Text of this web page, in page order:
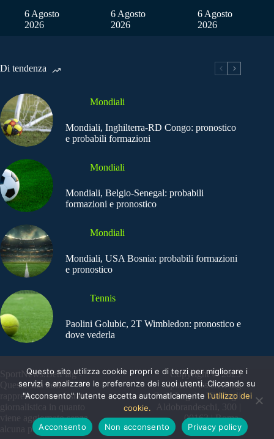
6 Agosto
2026
6 Agosto
2026
6 Agosto
2026
Di tendenza
Mondiali
Mondiali, Inghilterra-RD Congo: pronostico
e probabili formazioni
Mondiali
Mondiali, Belgio-Senegal: probabili
formazioni e pronostico
Mondiali
Mondiali, USA Bosnia: probabili formazioni
e pronostico
Tennis
Paolini Golubic, 2T Wimbledon: pronostico e
dove vederla
SportNews.BetFlag -
Questo sito non
rappresenta una testata
giornalistica in quanto
viene aggiornato senza
alcuna periodicità
Copyright © 2025
SportNews BetFlag
Sede Legale: Via degli
Aldobrandeschi, 300 |
00163 | Roma
Questo sito utilizza cookie propri e di terzi per migliorare i
servizi e analizzare le preferenze dei suoi utenti. Cliccando su
"Acconsento" l'utente accetta automaticamente l'utilizzo dei
cookie.
Acconsento
Non acconsento Privacy policy